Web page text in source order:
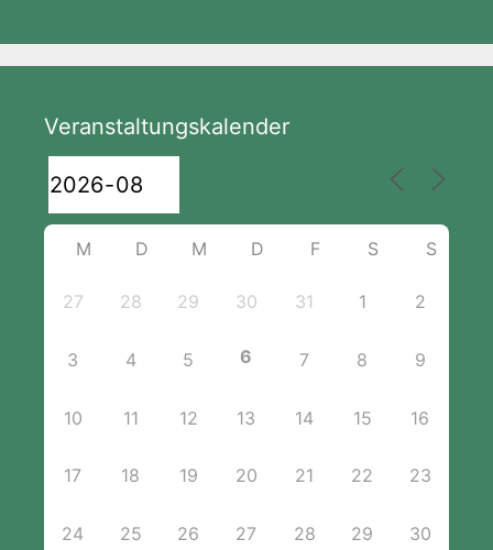
Veranstaltungskalender
M D M D F S S
27 28 29 30 31 1 2
3 4 5 6 7 8 9
10 11 12 13 14 15 16
17 18 19 20 21 22 23
24 25 26 27 28 29 30